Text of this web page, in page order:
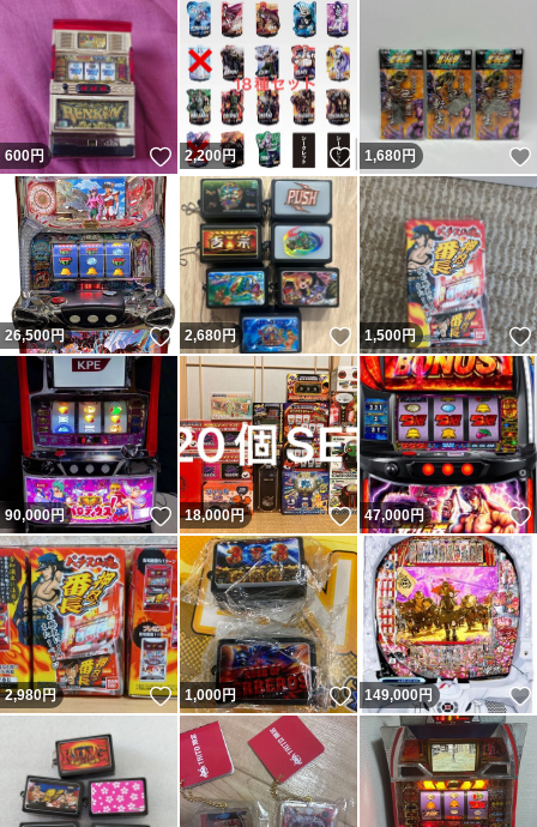
600円 いいね！
2,200円 いいね！
1,680円
26,500円 いいね！
2,680円 いいね！
1,500円
90,000円 いいね！
18,000円 いいね！
47,000円
2,980円 いいね！
1,000円 いいね！
149,000円